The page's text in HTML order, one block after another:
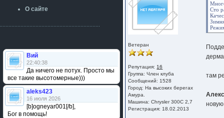
О сайте
Вий
22:40:38
Да ничего не потух. Просто мы
все такие высотомерные)))
aleks423
16 июля 2026
[b]ogneyar001[/b],
Бог в помощь!
Ветеран
Репутация: 16
Группа:Член клуба
Сообщений: 1528
Город: На высоких берегах
Амура.
Машина: Chrysler 300C 2,7
Регистрация: 18.02.2013
Сто
там